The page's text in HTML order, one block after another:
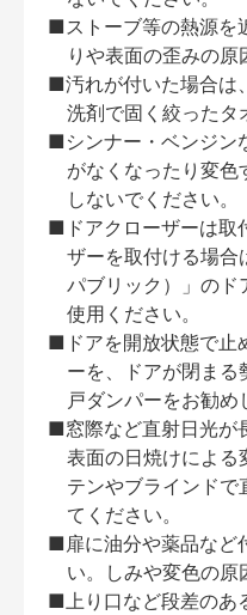
■ストーブ等の熱源を
りや表面の歪みの原
■汚れが付いた場合は
洗剤で固く絞ったタ
■シンナー・ベンジン
がなくなったり変色
しないでください。
■ドアクローザーは取
ザーを取付ける場
パブリック）」のド
使用ください。
■ドアを開放状態で止
ーを、ドアが閉まる
戸ダンパーをお勧め
■窓際など直射日光が
表面の日焼けによる
テンやブラインドで
てください。
■扉に油分や薬品など
い。しみや変色の原
■上り口など段差のあ